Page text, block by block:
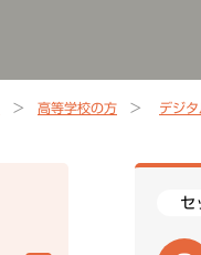
高等学校の方 デジ
セ